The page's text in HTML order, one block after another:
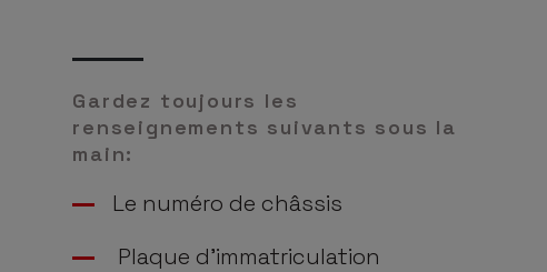
Gardez toujours les
renseignements suivants sous la
main:
Le numéro de châssis
Plaque d’immatriculation